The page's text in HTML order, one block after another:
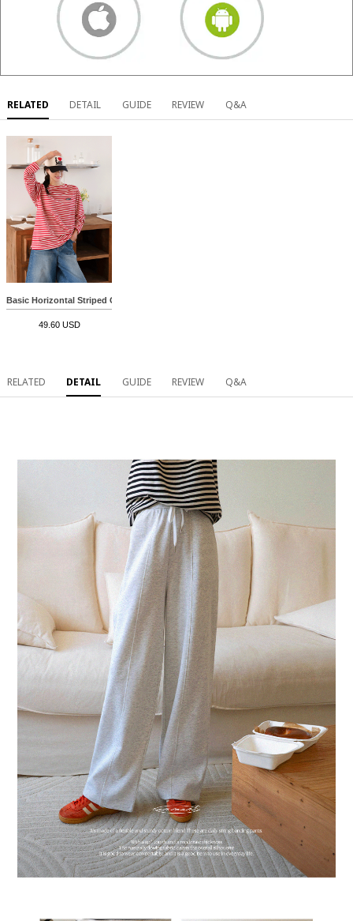
RELATED DETAIL GUIDE REVIEW Q&A
Basic Horizontal Striped Over T-shirt
49.60 USD
RELATED DETAIL GUIDE REVIEW Q&A